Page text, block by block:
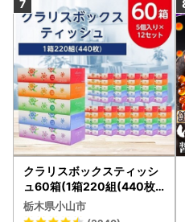
クラリスボックスティッシ
ュ60箱(1箱220組(440枚))
(5個入り×12セット)【配送
不可地域：離島・沖縄県】
栃木県小山市